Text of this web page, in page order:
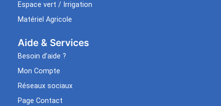
Espace vert / Irrigation
Matériel Agricole
Aide & Services​
Besoin d’aide ?
Mon Compte
Réseaux sociaux
Page Contact